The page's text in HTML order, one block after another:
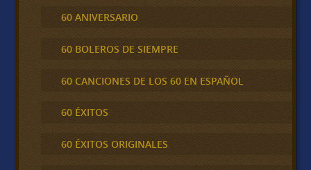
60 ANIVERSARIO
60 BOLEROS DE SIEMPRE
60 CANCIONES DE LOS 60 EN ESPAÑOL
60 ÉXITOS
60 ÉXITOS ORIGINALES